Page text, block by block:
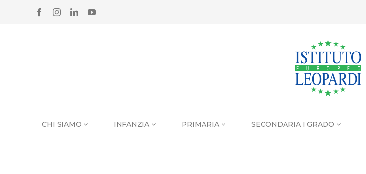
FACEBOOK
INSTAGRAM
LINKEDINYOUTUBE
CHI SIAMO INFANZIA PRIMARIA SECONDARIA I GRADO